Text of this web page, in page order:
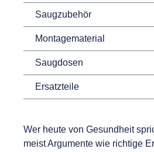
Saugzubehör
Montagematerial
Saugdosen
Ersatzteile
Wer heute von Gesundheit
meist Argumente wie richtige